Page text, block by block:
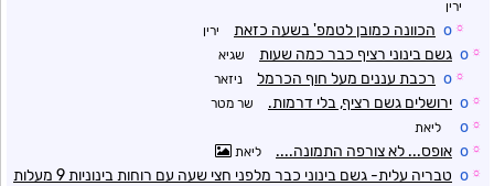
ירין
☼
o הכוונה כמובן לטמפ' בשעה כזאת ירין
☼
o גשם בינוני רציף כבר כמה שעות שגיא
☼
o רכבת עננים מעל חוף הכרמל ניזאר
☼
o ירושלים גשם רציף, בלי דרמות. שר מטר
☼
o ליאת
☼
o אופס... לא צורפה התמונה.... ליאת
☼
o
טבריה עלית- גשם בינוני כבר מלפני חצי שעה עם רוחות בינוניות 9 מעלות